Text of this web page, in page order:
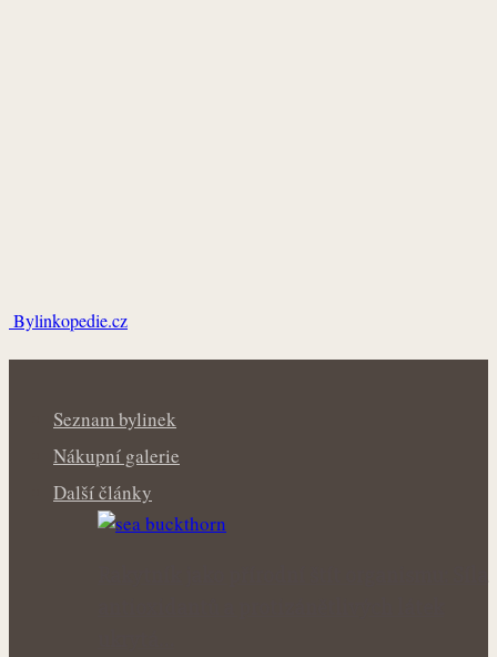
Bylinkopedie.cz
Seznam bylinek
Nákupní galerie
Další články